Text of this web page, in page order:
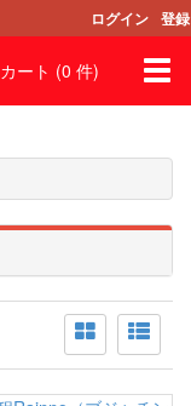
ログイン 登録
カート (0 件)